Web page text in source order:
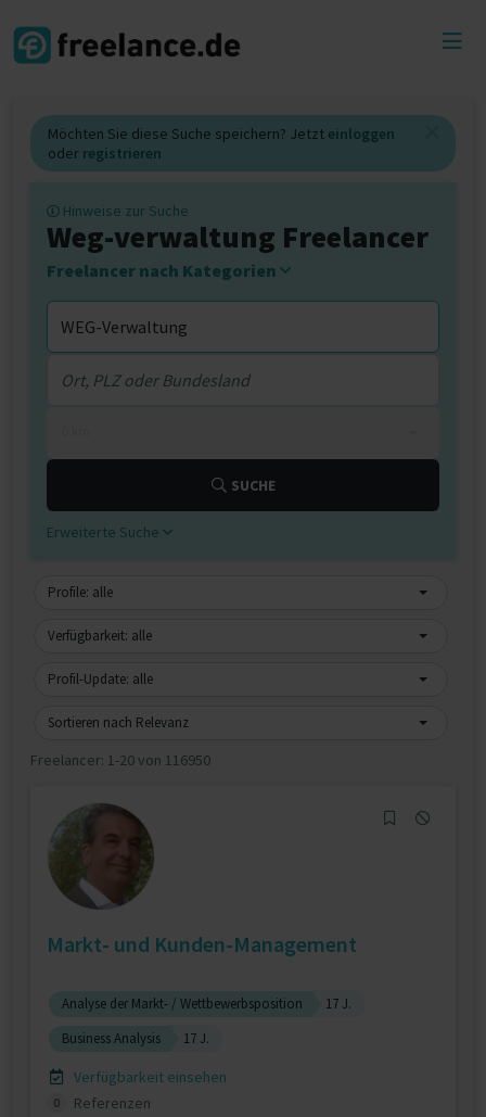
Möchten Sie diese Suche speichern? Jetzt einloggen
oder registrieren
Hinweise zur Suche
Weg-verwaltung Freelancer
Freelancer nach Kategorien
SUCHE
Erweiterte Suche
Profile: alle
Verfügbarkeit: alle
Profil-Update: alle
Sortieren nach Relevanz
Freelancer: 1-20 von 116950
Markt- und Kunden-Management
Analyse der Markt- / Wettbewerbsposition
17 J.
Business Analysis
17 J.
Verfügbarkeit einsehen
0
Referenzen